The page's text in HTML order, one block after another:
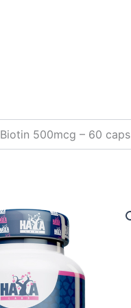
Biotin 500mcg – 60 caps